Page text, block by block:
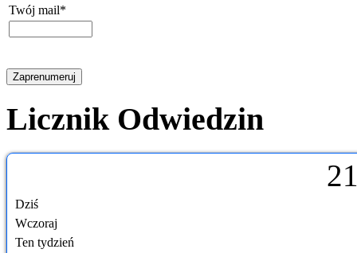
Twój mail*
Licznik Odwiedzin
2
Dziś
Wczoraj
Ten tydzień